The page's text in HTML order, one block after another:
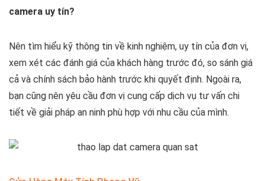
camera uy tín?
Nên tìm hiểu kỹ thông tin về kinh nghiệm, uy tín của đơn vị,
xem xét các đánh giá của khách hàng trước đó, so sánh giá
cả và chính sách bảo hành trước khi quyết định. Ngoài ra,
bạn cũng nên yêu cầu đơn vị cung cấp dịch vụ tư vấn chi
tiết về giải pháp an ninh phù hợp với nhu cầu của mình.